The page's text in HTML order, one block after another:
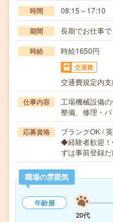
時間 08:15～17:10
期間 長期でお仕事
時給 時給1650円
交通費
交通費規定内
仕事内容
工場機械設備
整備、修理・
応募資格
ブランクOK /
◆経験者歓迎！
ずは事前登録
職場の雰囲気
年齢層
20代